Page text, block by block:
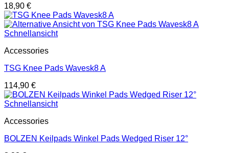
18,90 €
Schnellansicht
Accessories
TSG Knee Pads Wavesk8 A
114,90 €
Schnellansicht
Accessories
BOLZEN Keilpads Winkel Pads Wedged Riser 12°